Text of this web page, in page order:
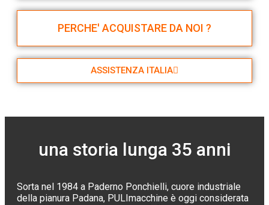
PERCHE' ACQUISTARE DA NOI ?
ASSISTENZA ITALIA
una storia lunga 35 anni
Sorta nel 1984 a Paderno Ponchielli, cuore industriale
della pianura Padana, PULImacchine è oggi considerata